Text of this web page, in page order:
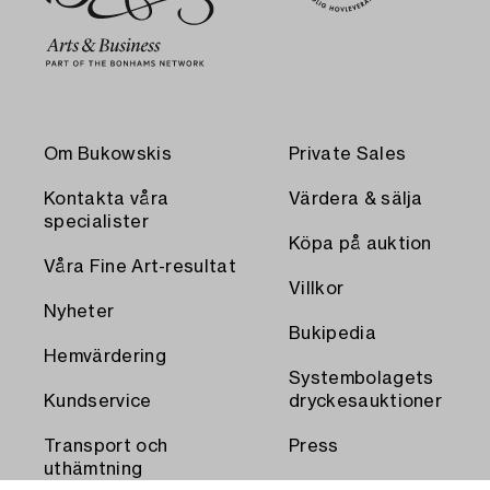
Om Bukowskis
Kontakta våra
specialister
Våra Fine Art-resultat
Nyheter
Hemvärdering
Kundservice
Transport och
uthämtning
Private Sales
Värdera & sälja
Köpa på auktion
Villkor
Bukipedia
Systembolagets
dryckesauktioner
Press